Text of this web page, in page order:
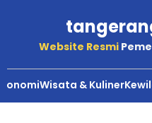
Website Resmi
Wisata & Kuliner